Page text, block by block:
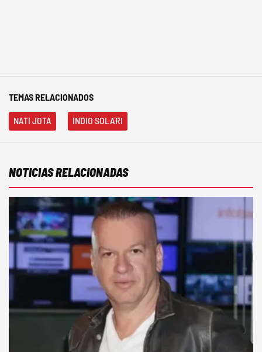
TEMAS RELACIONADOS
NATI JOTA INDIO SOLARI
NOTICIAS RELACIONADAS